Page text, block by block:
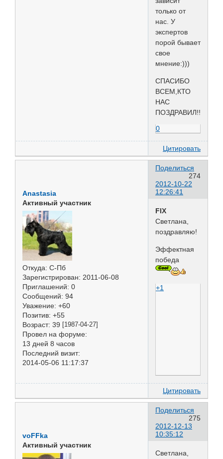
только от
нас. У
экспертов
порой бывает
свое
мнение:)))
СПАСИБО
ВСЕМ,КТО
НАС
ПОЗДРАВИЛ!!!!
0
Цитировать
Поделиться
274
2012-10-22
12:26:41
Anastasia
Активный участник
Откуда: С-Пб
Зарегистрирован: 2011-06-08
Приглашений: 0
Сообщений: 94
Уважение: +60
Позитив: +55
Возраст: 39 [1987-04-27]
Провел на форуме:
13 дней 8 часов
Последний визит:
2014-05-06 11:17:37
FIX
Светлана,
поздравляю!
Эффектная
победа
+1
Цитировать
Поделиться
275
2012-12-13
10:35:12
voFFka
Активный участник
Светлана,